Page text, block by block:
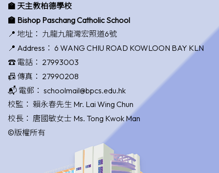
🏫 天主教柏德學校
🏫 Bishop Paschang Catholic School
📍 地址： 九龍九龍灣宏照道6號
📍 Address： 6 WANG CHIU ROAD KOWLOON BAY KLN
☎️ 電話： 27993003
📠 傳真： 27990208
📬 電郵： schoolmail@bpcs.edu.hk
校監： 賴永春先生 Mr. Lai Wing Chun
校長： 唐國敏女士 Ms. Tong Kwok Man
©版權所有